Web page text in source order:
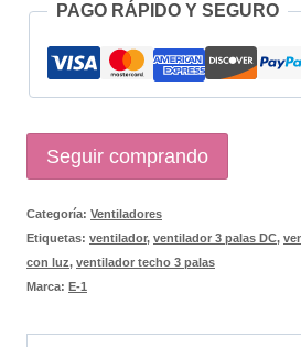
cm
7026
cantidad
PAGO RÁPIDO Y SEGURO
Seguir comprando
Categoría: Ventiladores
Etiquetas: ventilador, ventilador 3 palas DC,
con luz, ventilador techo 3 palas
Marca: E-1